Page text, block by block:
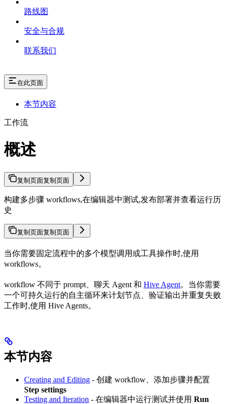
路线图
安全与合规
联系我们
在此页面
本节内容
工作流
概述
复制页面复制页面
构建多步骤 workflows,在编辑器中测试,发布部署并查看运行历
史
复制页面复制页面
当你需要固定流程中的多个模型调用或工具操作时,使用
workflows。
workflow 不同于 prompt、聊天 Agent 和 Hive Agent。当你需要
一个可持久运行的自主循环来计划节点、验证输出并重复失败
工作时,使用 Hive Agents。
本节内容
Creating and Editing - 创建 workflow、添加步骤并配置
Step settings
Testing and Iteration - 在编辑器中运行测试并使用 Run